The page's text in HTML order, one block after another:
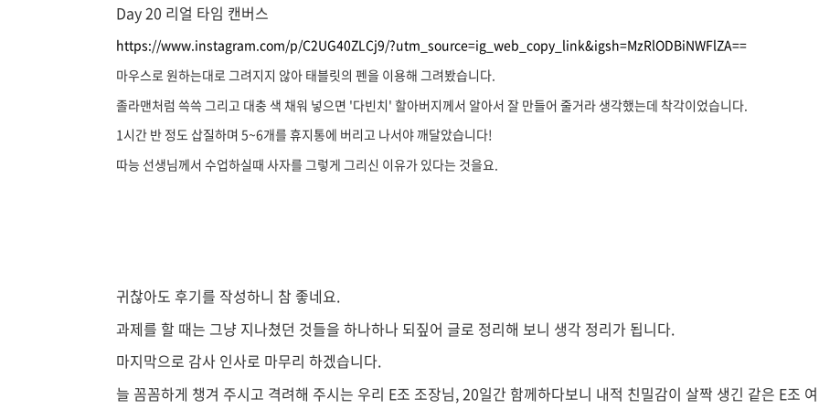
Day 20 리얼 타임 캔버스
https://www.instagram.com/p/C2UG40ZLCj9/?utm_source=ig_web_copy_link&igsh=MzRlODBiNWFlZA==
마우스로 원하는대로 그려지지 않아 태블릿의 펜을 이용해 그려봤습니다.
졸라맨처럼 쓱쓱 그리고 대충 색 채워 넣으면 '다빈치' 할아버지께서 알아서 잘 만들어 줄거라 생각했는데 착각이었습니다.
1시간 반 정도 삽질하며 5~6개를 휴지통에 버리고 나서야 깨달았습니다!
따능 선생님께서 수업하실때 사자를 그렇게 그리신 이유가 있다는 것을요.
귀찮아도 후기를 작성하니 참 좋네요.
과제를 할 때는 그냥 지나쳤던 것들을 하나하나 되짚어 글로 정리해 보니 생각 정리가 됩니다.
마지막으로 감사 인사로 마무리 하겠습니다.
늘 꼼꼼하게 챙겨 주시고 격려해 주시는 우리 E조 조장님, 20일간 함께하다보니 내적 친밀감이 살짝 생긴 같은 E조